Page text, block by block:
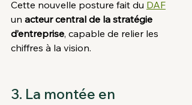
Cette nouvelle posture fait du DAF
un acteur central de la stratégie
d’entreprise, capable de relier les
chiffres à la vision.
3. La montée en